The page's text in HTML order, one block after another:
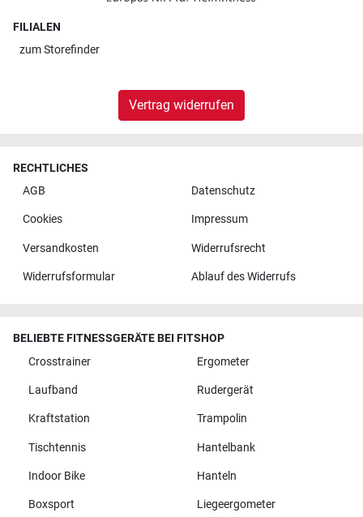
FILIALEN
zumStorefinder
Vertrag widerrufen
RECHTLICHES
AGB
Datenschutz
Cookies Impressum
Versandkosten Widerrufsrecht
Widerrufsformular Ablauf des Widerrufs
BELIEBTE FITNESSGERÄTE BEI FITSHOP
Crosstrainer
Ergometer
Laufband Rudergerät
Kraftstation Trampolin
Tischtennis Hantelbank
Indoor Bike Hanteln
Boxsport Liegeergometer